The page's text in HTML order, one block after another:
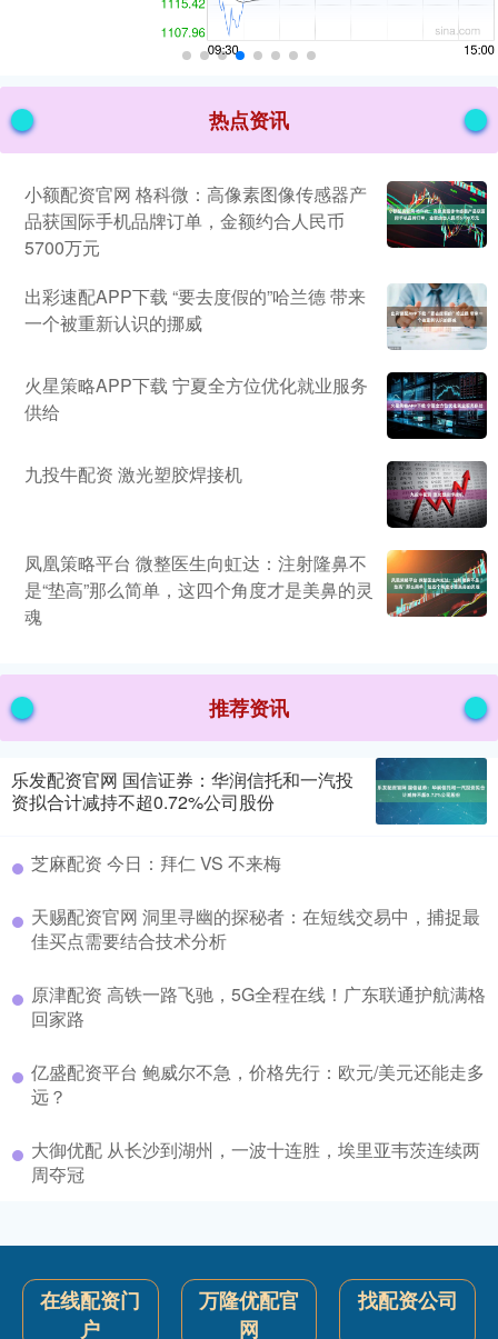
热点资讯
小额配资官网 格科微：高像素图像传感器产
品获国际手机品牌订单，金额约合人民币
5700万元
出彩速配APP下载 “要去度假的”哈兰德 带来
一个被重新认识的挪威
火星策略APP下载 宁夏全方位优化就业服务
供给
九投牛配资 激光塑胶焊接机
凤凰策略平台 微整医生向虹达：注射隆鼻不
是“垫高”那么简单，这四个角度才是美鼻的灵
魂
推荐资讯
乐发配资官网 国信证券：华润信托和一汽投
资拟合计减持不超0.72%公司股份
芝麻配资 今日：拜仁 VS 不来梅
天赐配资官网 洞里寻幽的探秘者：在短线交易中，捕捉最
佳买点需要结合技术分析
原津配资 高铁一路飞驰，5G全程在线！广东联通护航满格
回家路
亿盛配资平台 鲍威尔不急，价格先行：欧元/美元还能走多
远？
大御优配 从长沙到湖州，一波十连胜，埃里亚韦茨连续两
周夺冠
在线配资门
户
万隆优配官
网
找配资公司